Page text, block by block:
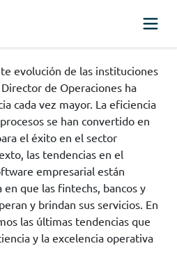
evolución de las instituciones
de Operaciones ha
cada vez mayor. La eficiencia
se han convertido en
el éxito en el sector
las tendencias en el
empresarial están
que las fintechs, bancos y
y brindan sus servicios. En
las últimas tendencias que
y la excelencia operativa